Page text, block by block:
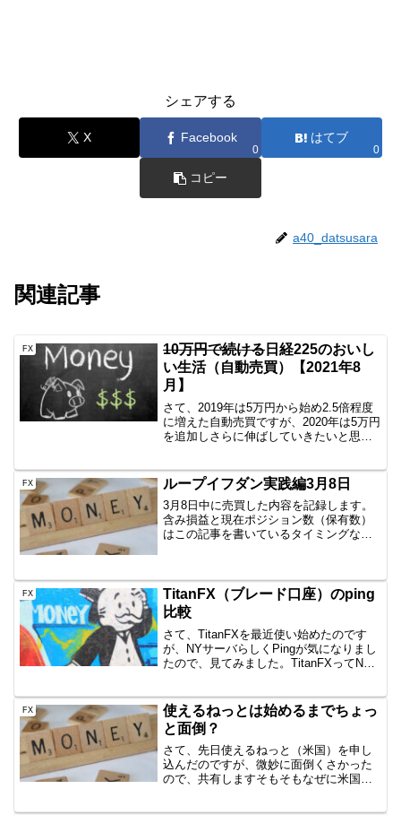
シェアする
X Facebook
0
はてブ
0
コピー
a40_datsusara
関連記事
FX 10万円で続ける 日経225のおいし
い生活（自動売買）【2021年8
月】
さて、2019年は5万円から始め2.5倍程度
に増えた自動売買ですが、2020年は5万円
を追加しさらに伸ばしていきたいと思い
んかで日経225買えるわけないでしょ？
頭...
FX ループイフダン実践編3月8日
3月8日中に売買した内容を記録します。
含み損益と現在ポジション数（保有数）
はこの記事を書いているタイミングなの
すので、公開です。AUD/JPY B40
1000通貨新規...
FX
TitanFX（ブレード口座）のping
比較
さて、TitanFXを最近使い始めたのです
が、NYサーバらしくPingが気になりまし
たので、見てみました。TitanFXってNY
わけです。EAを使っていてもどう...
FX
使えるねっとは始めるまでちょっ
と面倒？
さて、先日使えるねっと（米国）を申し
込んだのですが、微妙に面倒くさかった
ので、共有しますそもそもなぜに米国